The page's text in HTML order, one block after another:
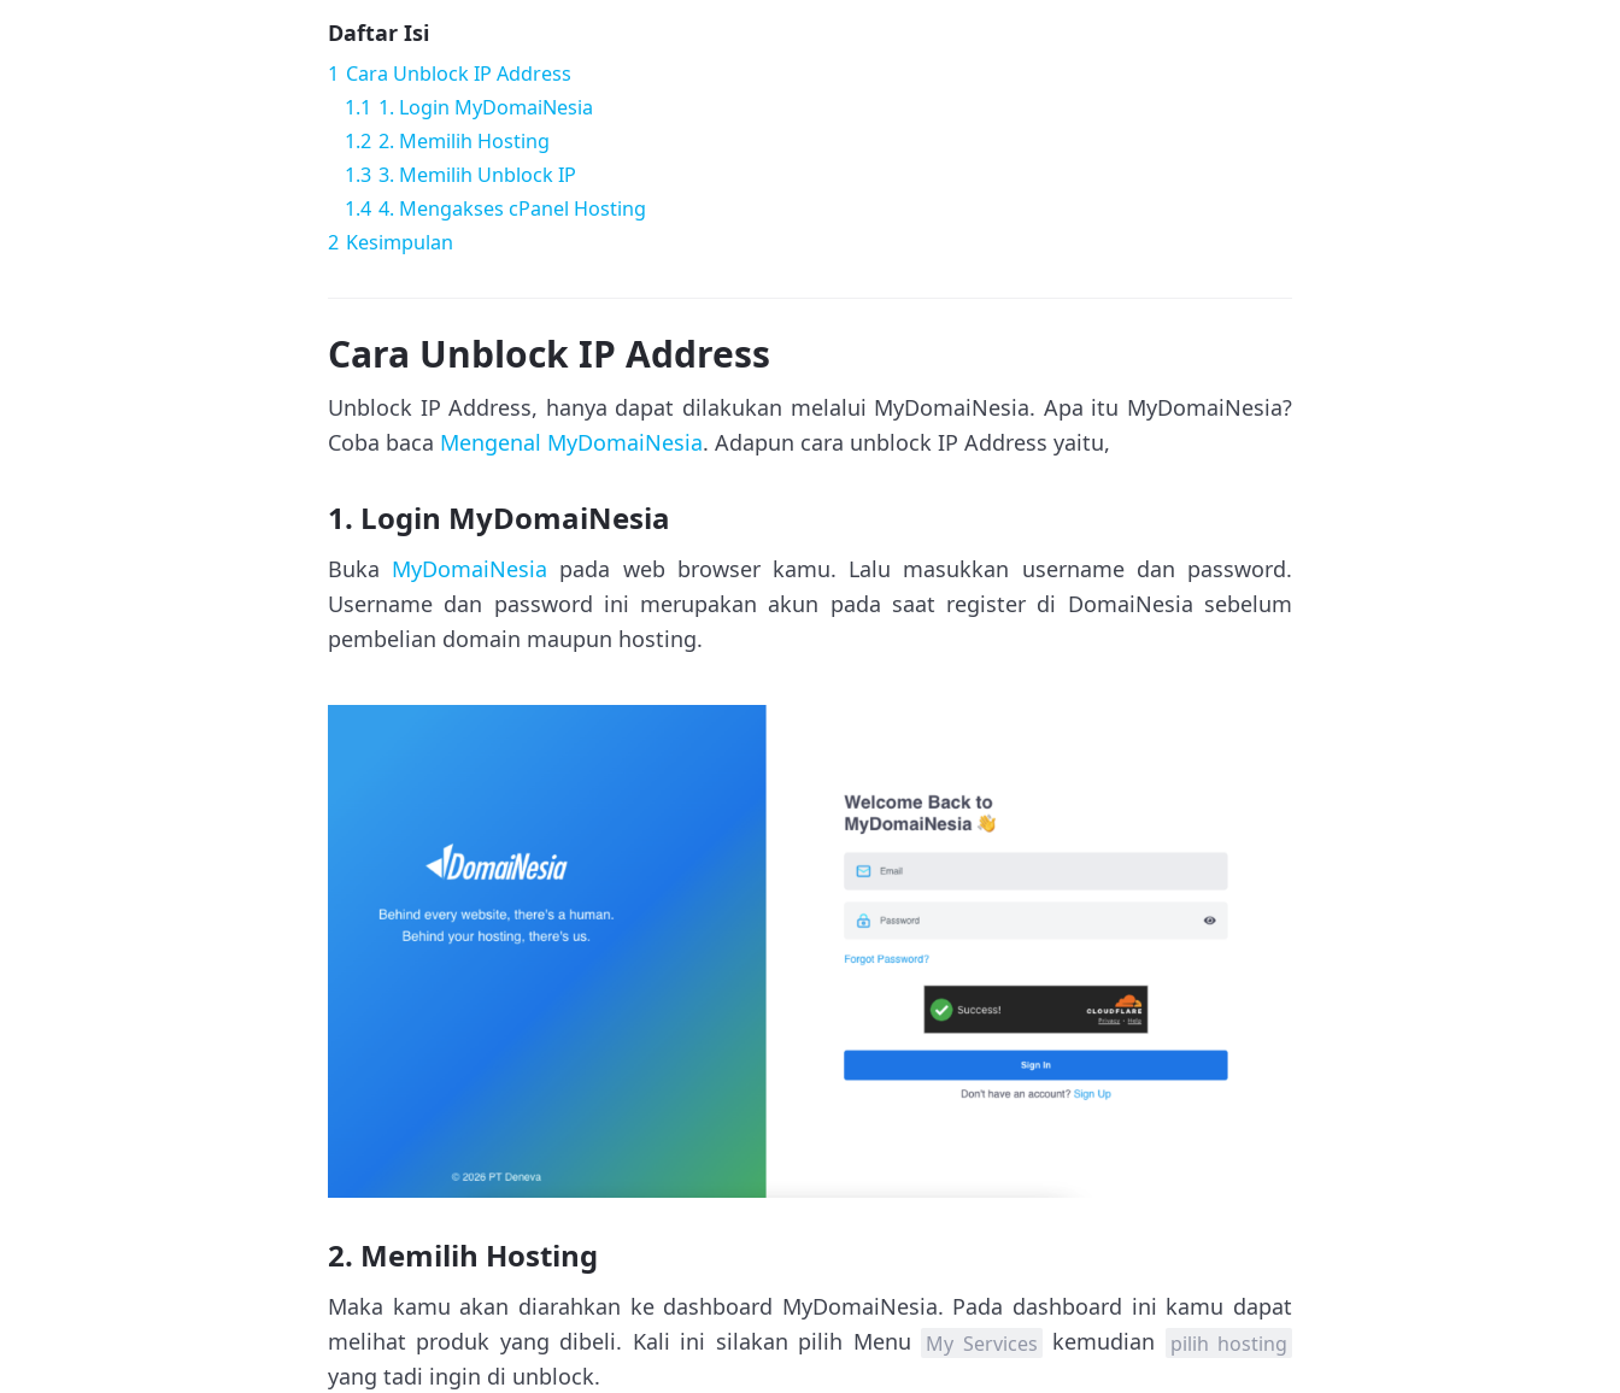
Daftar Isi
1 Cara Unblock IP Address
1.1 1. Login MyDomaiNesia
1.2 2. Memilih Hosting
1.3 3. Memilih Unblock IP
1.4 4. Mengakses cPanel Hosting
2 Kesimpulan
Cara Unblock IP Address
Unblock IP Address, hanya dapat dilakukan melalui MyDomaiNesia. Apa itu MyDomaiNesia?
Coba baca Mengenal MyDomaiNesia. Adapun cara unblock IP Address yaitu,
1. Login MyDomaiNesia
Buka MyDomaiNesia pada web browser kamu. Lalu masukkan username dan password.
Username dan password ini merupakan akun pada saat register di DomaiNesia sebelum
pembelian domain maupun hosting.
2. Memilih Hosting
Maka kamu akan diarahkan ke dashboard MyDomaiNesia. Pada dashboard ini kamu dapat
melihat produk yang dibeli. Kali ini silakan pilih Menu
My Services kemudian pilih hosting
yang tadi ingin di unblock.